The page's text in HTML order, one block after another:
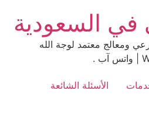
السعودية
ومعالج معتمد لوجة الله
الأسئلة الشائعة